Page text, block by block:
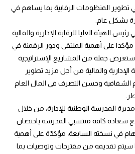
تطوير المنظومات الرقابية بما يساهم في
بشكل عام.
الهيئة العليا للرقابة الإدارية والمالية
مؤكدا على أهمية الملتقى ودور الرقمنة في
جملة من المشاريع الإستراتيجية
الإدارية والمالية من أجل مزيد تطوير
الشفافية وحسن التصرف في المال العام
المدرسة الوطنية للإدارة، من خلال
بالغ سعادة كافة منتسبي المدرسة باحتضان
في نسخته السابعة، مؤكدّة على أهمية
سيتم تقديمه من مقترحات وتوصيات بما